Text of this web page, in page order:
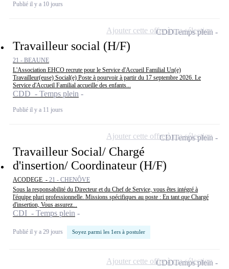
Publié il y a 10 jours
Travailleur social (H/F)
21 - BEAUNE
L'Association EHCO recrute pour le Service d'Accueil Familial Un(e)
Travailleur(euse) Social(e) Poste à pourvoir à partir du 17 septembre 2026. Le
Service d'Accueil Familial accueille des enfants...
CDD - Temps plein
Publié il y a 11 jours
CDDTemps plein
Ajouter cette offre à ma sélection
Travailleur Social/ Chargé
d'insertion/ Coordinateur (H/F)
ACODEGE - 21 - CHENÔVE
Sous la responsabilité du Directeur et du Chef de Service, vous êtes intégré à
l'équipe pluri professionnelle. Missions spécifiques au poste : En tant que Chargé
d'insertion, Vous assurez...
CDI - Temps plein
Publié il y a 29 jours Soyez parmi les 1ers à postuler
CDITemps plein
Ajouter cette offre à ma sélection
CDDTemps plein
Ajouter cette offre à ma sélection